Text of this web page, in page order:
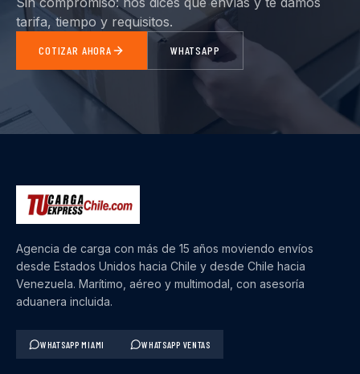
tarifa, tiempo y requisitos.
COTIZAR AHORA WHATSAPP
Agencia de carga con más de 15 años moviendo envíos
desde Estados Unidos hacia Chile y desde Chile hacia
Venezuela. Marítimo, aéreo y multimodal, con asesoría
aduanera incluida.
WHATSAPP MIAMI WHATSAPP VENTAS